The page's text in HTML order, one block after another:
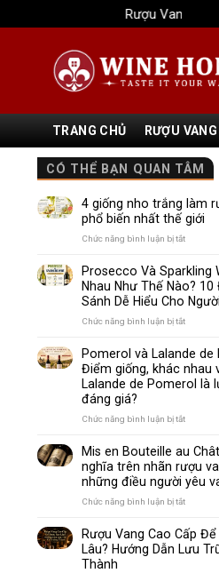
qua
Rượu Vang Wine
TRANG CHỦ RƯỢU VANG
CÓ THỂ BẠN QUAN TÂM
4 giống nho trắng làm
phổ biến nhất thế giới
Chức năng bình luận bị tắtở
giống
nho
trắng
làm
biến
nhất
thế
Prosecco Và Sparkling
Nhau Như Thế Nào?
Sánh Dễ Hiểu Cho
Chức năng bình luận bị tắtở
Và
Sparkling
Wine
Khác
10
Điểm
So
Dễ
Cho
Người
Pomerol và Lalande de
Điểm giống, khác nhau
Lalande de Pomerol là
đáng giá?
Chức năng bình luận bị tắtở
Lalande
de
Pomerol:
nhau
và
Mis en Bouteille au
nghĩa trên nhãn rượu
những điều người yêu
Chức năng bình luận bị tắtở
en
Bouteille
au
Rượu Vang Cao Cấp
Lâu? Hướng Dẫn Lưu
Thành